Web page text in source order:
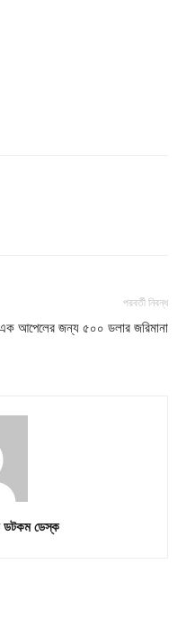
পরবর্তী নিবন্ধ
আপেলের জন্য ৫০০ ডলার জরিমানা
ডটকম ডেস্ক